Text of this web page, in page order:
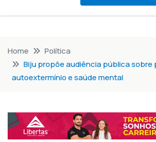
Home
Política
Biju propõe audiência pública sobre
autoextermínio e saúde mental